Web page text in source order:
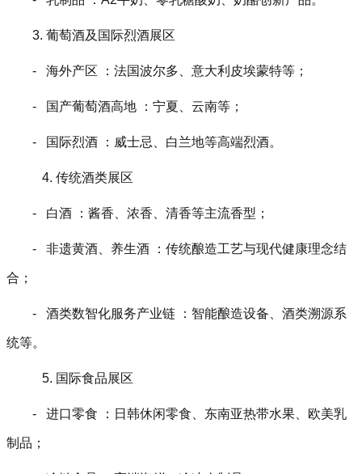
3. 葡萄酒及国际烈酒展区
- 海外产区 ：法国波尔多、意大利皮埃蒙特等；
- 国产葡萄酒高地 ：宁夏、云南等；
- 国际烈酒 ：威士忌、白兰地等高端烈酒。
4. 传统酒类展区
- 白酒 ：酱香、浓香、清香等主流香型；
- 非遗黄酒、养生酒 ：传统酿造工艺与现代健康理念结
合；
- 酒类数智化服务产业链 ：智能酿造设备、酒类溯源系
统等。
5. 国际食品展区
- 进口零食 ：日韩休闲零食、东南亚热带水果、欧美乳
制品；